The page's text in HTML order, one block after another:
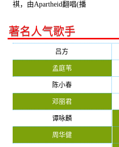
祺，由Apartheid翻唱(播
著名人气歌手
吕方
孟庭苇
陈小春
邓丽君
谭咏麟
周华健